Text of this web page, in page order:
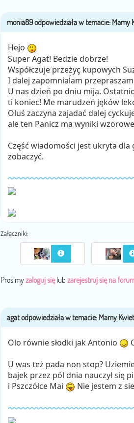
Hejo
Super Agat! Bedzie dobrze!
Współczuje przeżyç kupowych
I dalej zapomniaĺam
U nas dzień po dniu mija.
ti koniec! Me marudzeń jęków
Oluś zaczyna zajadać dalej
ale ten Panicz ma wyniki
Część wiadomości jest ukryta
zobaczyć.
Załączniki:
Prosimyzaloguj sięlub zarejestruj się na
Olo równie słodki jak Antonio
U was też pada non stop?
bajek przez pól dnia nauczył się
i Pszczółce Mai
Nie jestem z